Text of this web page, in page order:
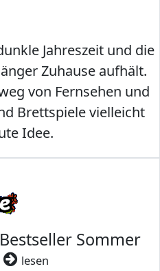
Jahreszeit und die
Zuhause aufhält.
von Fernsehen und
Brettspiele vielleicht
Idee.
Sommer
lesen